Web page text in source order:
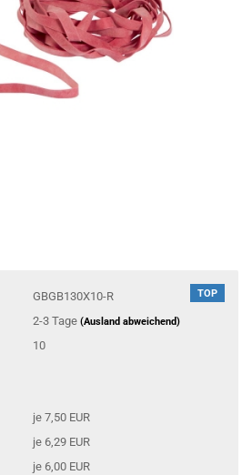
TOP
GBGB130X10-R
2-3 Tage (Ausland abweichend)
10
je 7,50 EUR
je 6,29 EUR
je 6,00 EUR